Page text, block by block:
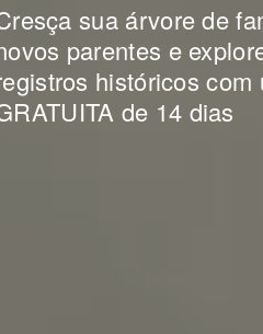
sua árvore de
parentes e
históricos com
de 14 dias